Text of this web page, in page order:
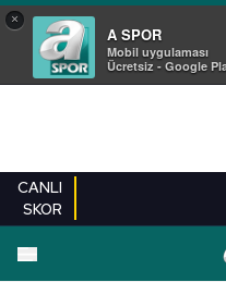
×
A SPOR
Mobil uygulaması
Ücretsiz - Google
CANLI
SKOR